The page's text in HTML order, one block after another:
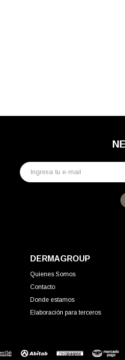
DERMAGROUP
Quienes Somos
Contacto
Donde estamos
Elaboración para terceros